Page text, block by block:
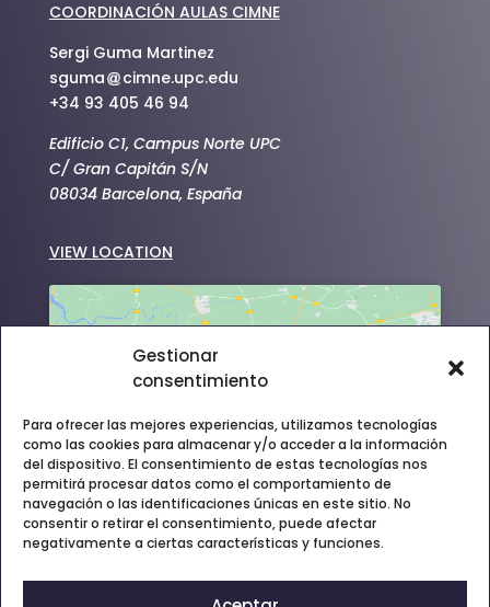
Gestionar
consentimiento
Para ofrecer las mejores experiencias, utilizamos tecnologías
como las cookies para almacenar y/o acceder a la información
del dispositivo. El consentimiento de estas tecnologías nos
permitirá procesar datos como el comportamiento de
navegación o las identificaciones únicas en este sitio. No
consentir o retirar el consentimiento, puede afectar
negativamente a ciertas características y funciones.
COORDINACIÓN AULAS CIMNE
Sergi Guma Martinez
sguma
cimne.upc.edu
+34 93 405 46 94
Edificio C1, Campus Norte UPC
C/ Gran Capitán S/N
08034 Barcelona, España
VIEW LOCATION
marketing y permitir este contenido